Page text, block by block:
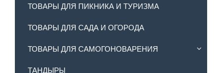
ТОВАРЫ ДЛЯ ПИКНИКА И ТУРИЗМА
ТОВАРЫ ДЛЯ САДА И ОГОРОДА
ТОВАРЫ ДЛЯ САМОГОНОВАРЕНИЯ
ТАНДЫРЫ